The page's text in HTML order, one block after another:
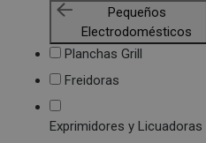
Pequeños
Electrodomésticos
Planchas Grill
Freidoras
Exprimidores y Licuadoras